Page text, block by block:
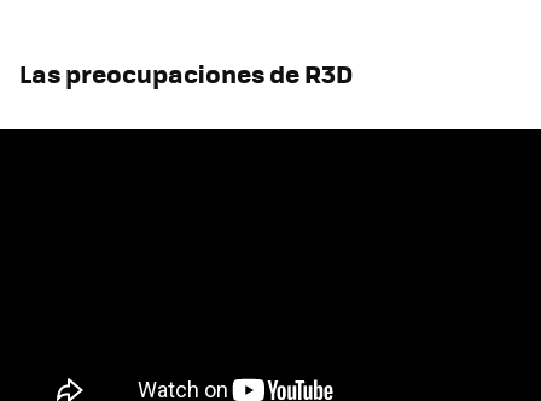
Las preocupaciones de R3D